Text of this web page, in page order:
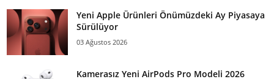
Yeni Apple Ürünleri Önümüzdeki Ay Piyasaya
Sürülüyor
03 Ağustos 2026
Kamerasız Yeni AirPods Pro Modeli 2026